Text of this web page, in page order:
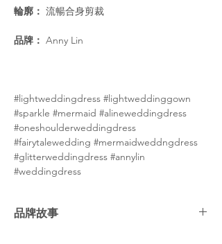
輪廓： 流暢合身剪裁
品牌： Anny Lin
#lightweddingdress #lightweddinggown
#sparkle #mermaid #alineweddingdress
#oneshoulderweddingdress
#fairytalewedding #mermaidweddngdress
#glitterweddingdress #annylin
#weddingdress
品牌故事